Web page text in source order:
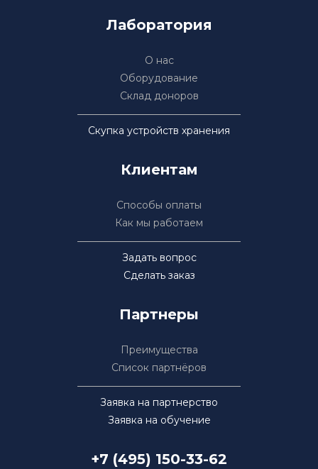
Лаборатория
О нас
Оборудование
Склад доноров
Скупка устройств хранения
Клиентам
Способы оплаты
Как мы работаем
Задать вопрос
Сделать заказ
Партнеры
Преимущества
Список партнёров
Заявка на партнерство
Заявка на обучение
+7 (495) 150-33-62